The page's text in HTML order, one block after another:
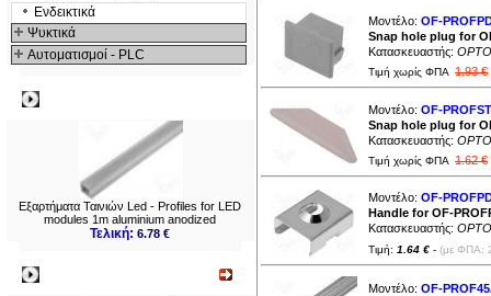
Ενδεικτικά
Ψυκτικά
Αυτοματισμοί - PLC
Εξαρτήματα Ταινιών Led - Profiles for LED
modules 1m aluminium anodized
Τελική:6.78 €
Μοντέλο: OF-
Snap hole plug for
Κατασκευαστής:
Τιμή χωρίς ΦΠΑ 1.93 €
Μοντέλο: OF-
Snap hole plug for
Κατασκευαστής:
Τιμή χωρίς ΦΠΑ 1.62 €
Μοντέλο: OF-
Handle for OF-
Κατασκευαστής:
Τιμή: 1.64 € - (με ΦΠΑ:
Μοντέλο: OF-